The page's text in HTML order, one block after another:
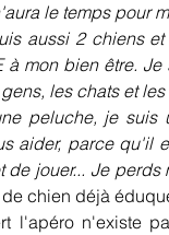
le temps pour
aussi 2 chiens
à mon bien être.
les chats et
peluche, je suis
aider, parce qu'il
de jouer... Je
chien déjà
l'apéro n'existe